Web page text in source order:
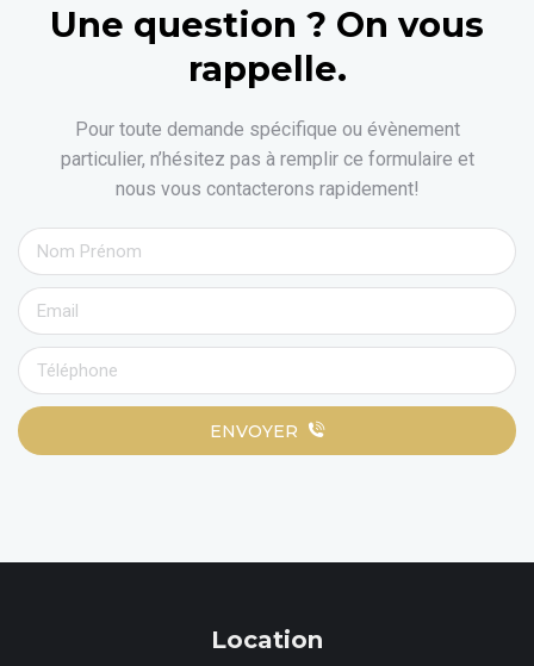
Une question ? On vous
rappelle.
Pour toute demande spécifique ou évènement
particulier, n’hésitez pas à remplir ce formulaire et
nous vous contacterons rapidement!
ENVOYER
Location